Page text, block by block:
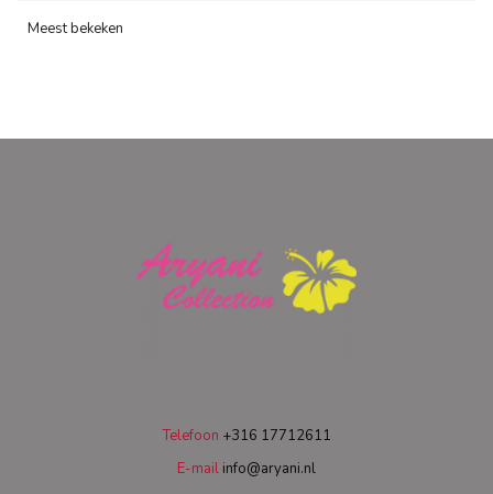
Meest bekeken
Telefoon +316 17712611
E-mail info@aryani.nl